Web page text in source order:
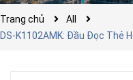
Trang chủ
All
DS-K1102AMK: Đầu Đọc Thẻ